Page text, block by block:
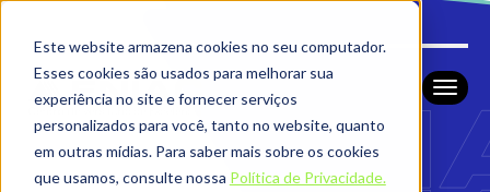
Este website armazena cookies no seu computador.
Esses cookies são usados ​​para melhorar sua
experiência no site e fornecer serviços
personalizados para você, tanto no website, quanto
em outras mídias. Para saber mais sobre os cookies
que usamos, consulte nossa Política de Privacidade.